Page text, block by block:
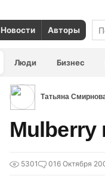
Новости Авторы
Люди Бизнес
Татьяна
Mulberry
5301 016 Октября